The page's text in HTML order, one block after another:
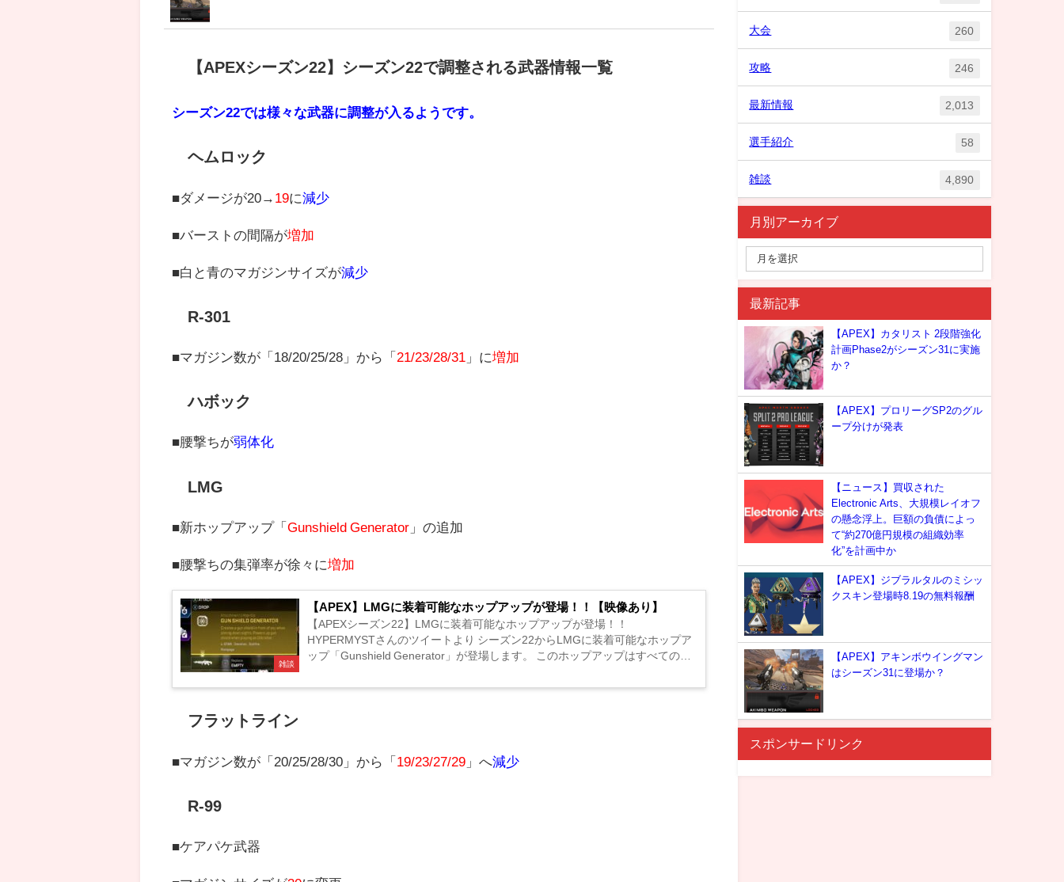
【APEXシーズン22】シーズン22で調整される武器情報一覧
シーズン22では様々な武器に調整が入るようです。
ヘムロック
■ダメージが20→ 19に減少
■バーストの間隔が増加
■白と青のマガジンサイズが減少
R-301
■マガジン数が「18/20/25/28」から「 21/23/28/31 」に増加
ハボック
■腰撃ちが弱体化
LMG
■新ホップアップ「 Gunshield Generator 」の追加
■腰撃ちの集弾率が徐々に増加
雑談
【APEX】LMGに装着可能なホップアップが登場！！【映像あり】
【APEXシーズン22】LMGに装着可能なホップアップが登場！！
HYPERMYSTさんのツイートより シーズン22からLMGに装着可能なホップア
ップ「Gunshield Generator」が登場します。 このホップアップはすべての
フラットライン
■マガジン数が「20/25/28/30」から「 19/23/27/29 」へ減少
R-99
■ケアパケ武器
大会 260
攻略 246
最新情報 2,013
選手紹介 58
雑談 4,890
月別アーカイブ
最新記事
【APEX】カタリスト 2段階強化
計画Phase2がシーズン31に実施
か？
【APEX】プロリーグSP2のグル
ープ分けが発表
【ニュース】買収された
Electronic Arts、大規模レイオフ
の懸念浮上。巨額の負債によっ
て“約270億円規模の組織効率
化”を計画中か
【APEX】ジブラルタルのミシッ
クスキン登場時8.19の無料報酬
【APEX】アキンボウイングマン
はシーズン31に登場か？
スポンサードリンク